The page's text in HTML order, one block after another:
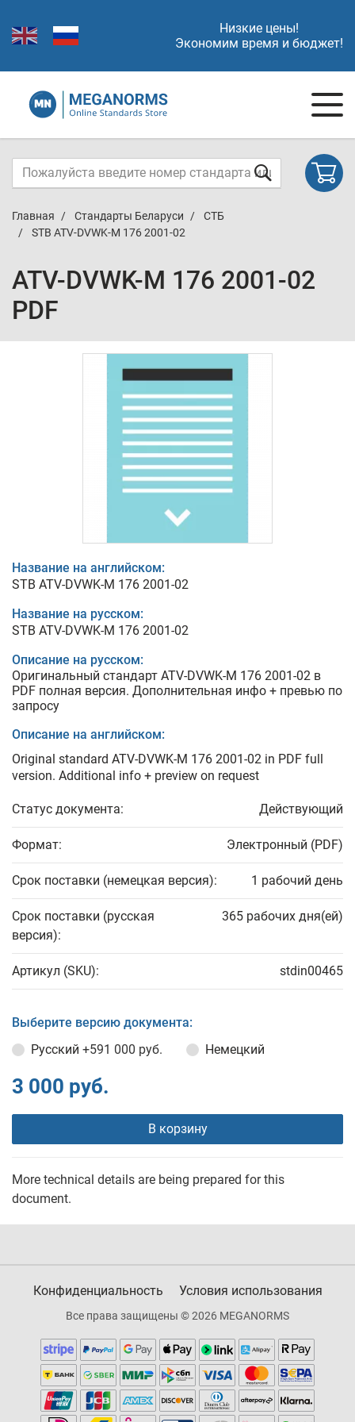
Низкие цены!
Экономим время и бюджет!
Главная Стандарты Беларуси
СТБ
STB ATV-DVWK-M 176 2001-02
ATV-DVWK-M 176 2001-02
PDF
Название на английском:
STB ATV-DVWK-M 176 2001-02
Название на русском:
STB ATV-DVWK-M 176 2001-02
Описание на русском:
Оригинальный стандарт ATV-DVWK-M 176 2001-02 в
PDF полная версия. Дополнительная инфо + превью по
запросу
Описание на английском:
Original standard ATV-DVWK-M 176 2001-02 in PDF full
version. Additional info + preview on request
Статус документа: Действующий
Формат: Электронный (PDF)
Срок поставки (немецкая версия): 1 рабочий день
Срок поставки (русская
версия):
365 рабочих дня(ей)
Артикул (SKU): stdin00465
Выберите версию документа:
Русский +591 000 руб. Немецкий
3 000 руб.
В корзину
More technical details are being prepared for this
document.
Конфиденциальность Условия использования
Все права защищены © 2026 MEGANORMS